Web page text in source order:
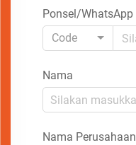
Ponsel/WhatsApp
Code
Nama
Nama Perusahaan